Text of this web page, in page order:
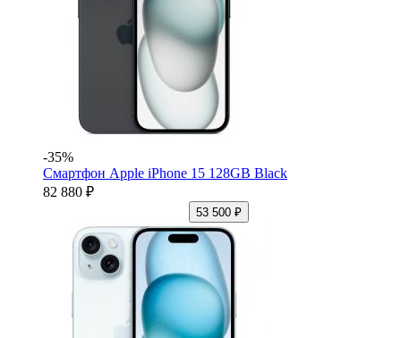
-35%
Смартфон Apple iPhone 15 128GB Black
82 880 ₽
53 500 ₽